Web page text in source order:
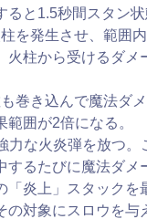
と1.5秒間スタン状
を発生させ、範囲
火柱から受けるダメ
巻き込んで魔法ダ
囲が2倍になる。
力な火炎弾を放つ。
るたびに魔法ダメ
炎上」スタックを
対象にスロウを与